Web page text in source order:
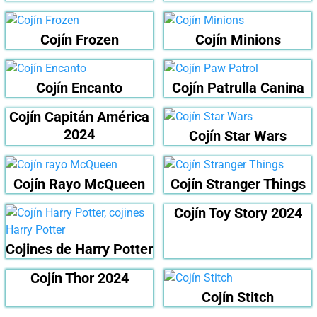
Cojín Frozen Cojín Minions
Cojín Encanto
Cojín Patrulla Canina
Cojín Capitán América
2024
Cojín Star Wars
Cojín Rayo McQueen Cojín Stranger Things
Cojines de Harry Potter
Cojín Toy Story 2024
Cojín Thor 2024
Cojín Stitch